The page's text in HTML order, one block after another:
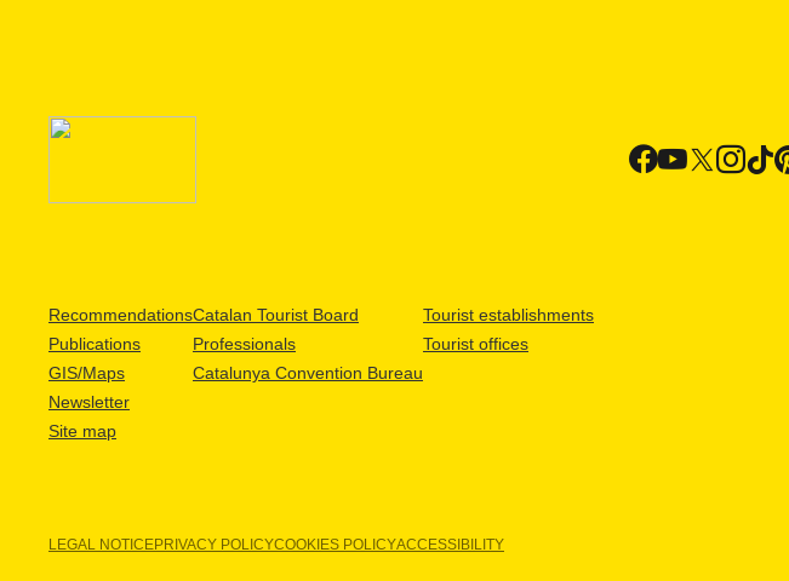
Recommendations
Publications
GIS/Maps
Newsletter
Site map
Catalan Tourist Board
Professionals
Catalunya Convention Bureau
Tourist establishments
Tourist offices
LEGAL NOTICEPRIVACY POLICYCOOKIES POLICYACCESSIBILITY